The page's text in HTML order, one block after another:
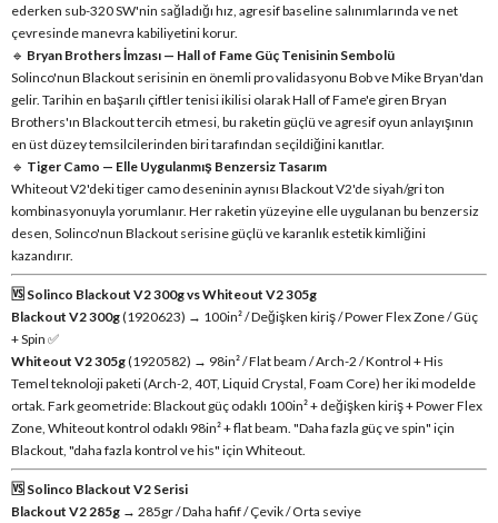
ederken sub-320 SW'nin sağladığı hız, agresif baseline salınımlarında ve net
çevresinde manevra kabiliyetini korur.
🔹 Bryan Brothers İmzası — Hall of Fame Güç Tenisinin Sembolü
Solinco'nun Blackout serisinin en önemli pro validasyonu Bob ve Mike Bryan'dan
gelir. Tarihin en başarılı çiftler tenisi ikilisi olarak Hall of Fame'e giren Bryan
Brothers'ın Blackout tercih etmesi, bu raketin güçlü ve agresif oyun anlayışının
en üst düzey temsilcilerinden biri tarafından seçildiğini kanıtlar.
🔹 Tiger Camo — Elle Uygulanmış Benzersiz Tasarım
Whiteout V2'deki tiger camo deseninin aynısı Blackout V2'de siyah/gri ton
kombinasyonuyla yorumlanır. Her raketin yüzeyine elle uygulanan bu benzersiz
desen, Solinco'nun Blackout serisine güçlü ve karanlık estetik kimliğini
kazandırır.
🆚 Solinco Blackout V2 300g vs Whiteout V2 305g
Blackout V2 300g(1920623) → 100in² / Değişken kiriş / Power Flex Zone / Güç
+ Spin ✅
Whiteout V2 305g(1920582) → 98in² / Flat beam / Arch-2 / Kontrol + His
Temel teknoloji paketi (Arch-2, 40T, Liquid Crystal, Foam Core) her iki modelde
ortak. Fark geometride: Blackout güç odaklı 100in² + değişken kiriş + Power Flex
Zone, Whiteout kontrol odaklı 98in² + flat beam. "Daha fazla güç ve spin" için
Blackout, "daha fazla kontrol ve his" için Whiteout.
🆚 Solinco Blackout V2 Serisi
Blackout V2 285g → 285gr / Daha hafif / Çevik / Orta seviye